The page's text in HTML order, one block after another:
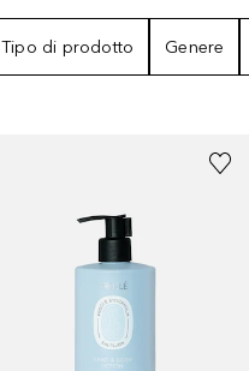
Tipo di prodotto Genere